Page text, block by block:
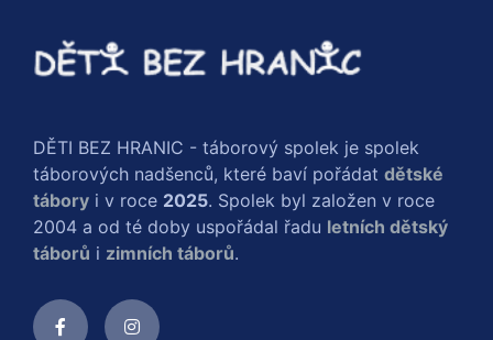
DĚTI BEZ HRANIC - táborový spolek je spolek
táborových nadšenců, které baví pořádat dětské
tábory i v roce 2025. Spolek byl založen v roce
2004 a od té doby uspořádal řadu letních dětský
táborů i zimních táborů.